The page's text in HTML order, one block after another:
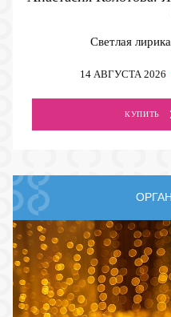
Светлая
14 АВГУСТА 2026
КУПИТЬ